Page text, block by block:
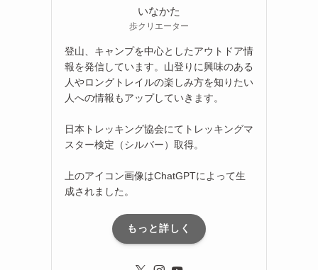
いなかた
歩クリエーター
登山、キャンプを中心としたアウトドア情
報を発信しています。山登りに興味のある
人やロングトレイルの楽しみ方を知りたい
人への情報もアップしていきます。
日本トレッキング協会にてトレッキングマ
スター検定（シルバー）取得。
上のアイコン画像はChatGPTによって生
成されました。
もっと詳しく